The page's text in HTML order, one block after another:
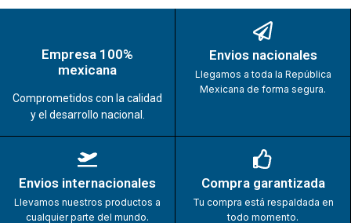
Empresa 100%
mexicana
Comprometidos con la calidad
y el desarrollo nacional.
Envios nacionales
Llegamos a toda la República
Mexicana de forma segura.
Envios internacionales
Llevamos nuestros productos a
cualquier parte del mundo.
Compra garantizada
Tu compra está respaldada en
todo momento.